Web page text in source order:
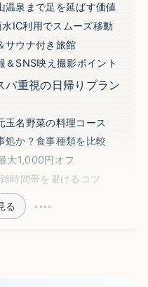
温泉まで足を延ばす価値
IC利用でスムーズ移動
サウナ付き旅館
＆SNS映え撮影ポイント
パ重視の日帰りプラン
玉名野菜の料理コース
処か？食事種類を比較
大1,000円オフ
時間帯を避けるコツ
る